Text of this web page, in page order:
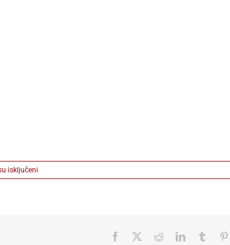
isključeni
David_Guetta_2026_Artwork_1_AI
Facebook RedditLinkedInTumblr